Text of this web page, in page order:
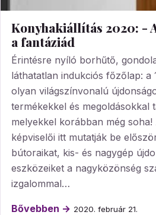
Konyhakiállítás 2020: -
a fantáziád
Érintésre nyíló borhűtő,
láthatatlan indukciós főzőlap: a
olyan világszínvonalú
termékekkel és megoldásokkal
melyekkel korábban még soha!
képviselői itt mutatják be
bútoraikat, kis- és nagygép
eszközeiket a nagyközönség
izgalommal…
Bővebben → 2020. február 21.